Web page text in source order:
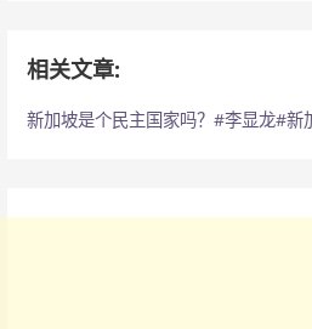
相关文章:
新加坡是个民主国家吗？#李显龙#新